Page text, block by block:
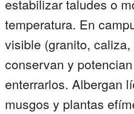
estabilizar taludes o
temperatura. En
visible (granito,
conservan y
enterrarlos. Albergan
musgos y plantas